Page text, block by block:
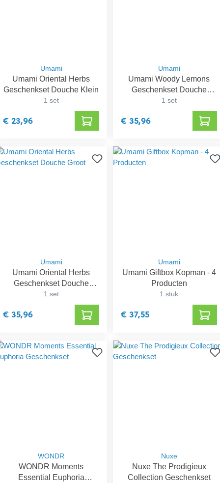
Umami
Umami Oriental Herbs
Geschenkset Douche Klein
1 set
€ 23,96
Umami
Umami Woody Lemons
Geschenkset Douche
Groot
1 set
€ 35,96
Umami
Umami Oriental Herbs
Geschenkset Douche
Groot
1 set
€ 35,96
Umami
Umami Giftbox Kopman - 4
Producten
1 stuk
€ 37,55
WONDR
WONDR Moments
Essential Euphoria
Nuxe
Nuxe The Prodigieux
Collection Geschenkset